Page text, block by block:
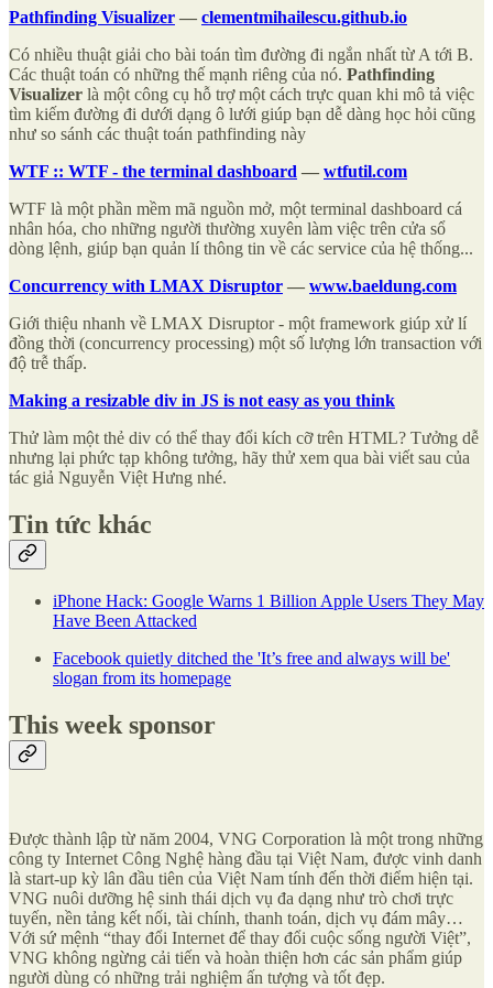
Pathfinding Visualizer — clementmihailescu.github.io
Có nhiều thuật giải cho bài toán tìm đường đi ngắn nhất từ A tới B.
Các thuật toán có những thế mạnh riêng của nó. Pathfinding
Visualizer là một công cụ hỗ trợ một cách trực quan khi mô tả việc
tìm kiếm đường đi dưới dạng ô lưới giúp bạn dễ dàng học hỏi cũng
như so sánh các thuật toán pathfinding này
WTF :: WTF - the terminal dashboard — wtfutil.com
WTF là một phần mềm mã nguồn mở, một terminal dashboard cá
nhân hóa, cho những người thường xuyên làm việc trên cửa sổ
dòng lệnh, giúp bạn quản lí thông tin về các service của hệ thống...
Concurrency with LMAX Disruptor — www.baeldung.com
Giới thiệu nhanh về LMAX Disruptor - một framework giúp xử lí
đồng thời (concurrency processing) một số lượng lớn transaction với
độ trễ thấp.
Making a resizable div in JS is not easy as you think
Thử làm một thẻ div có thể thay đổi kích cỡ trên HTML? Tưởng dễ
nhưng lại phức tạp không tưởng, hãy thử xem qua bài viết sau của
tác giả Nguyễn Việt Hưng nhé.
Tin tức khác
iPhone Hack: Google Warns 1 Billion Apple Users They May
Have Been Attacked
Facebook quietly ditched the 'It’s free and always will be'
slogan from its homepage
This week sponsor
Được thành lập từ năm 2004, VNG Corporation là một trong những
công ty Internet Công Nghệ hàng đầu tại Việt Nam, được vinh danh
là start-up kỳ lân đầu tiên của Việt Nam tính đến thời điểm hiện tại.
VNG nuôi dưỡng hệ sinh thái dịch vụ đa dạng như trò chơi trực
tuyến, nền tảng kết nối, tài chính, thanh toán, dịch vụ đám mây…
Với sứ mệnh “thay đổi Internet để thay đổi cuộc sống người Việt”,
VNG không ngừng cải tiến và hoàn thiện hơn các sản phẩm giúp
người dùng có những trải nghiệm ấn tượng và tốt đẹp.